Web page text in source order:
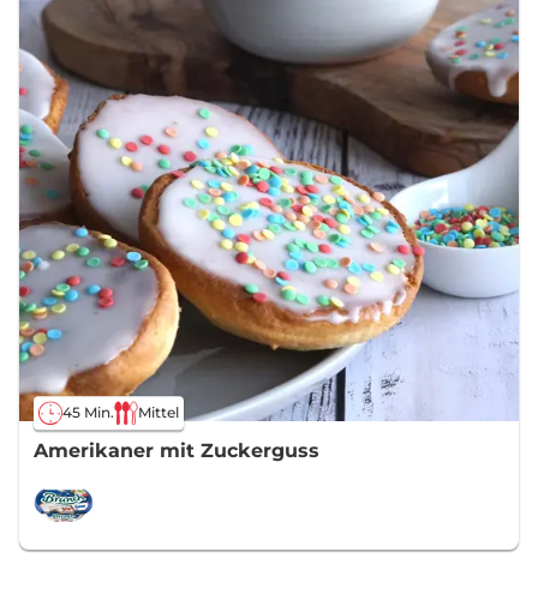
45 Min. Mittel
Amerikaner mit Zuckerguss